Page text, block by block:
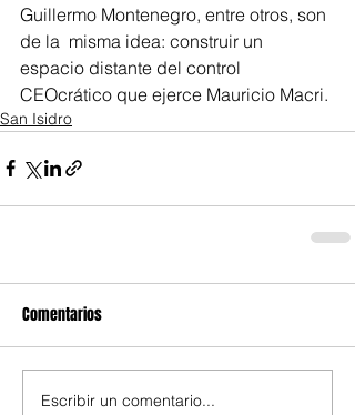
Guillermo Montenegro, entre otros, son
de la  misma idea: construir un
espacio distante del control
CEOcrático que ejerce Mauricio Macri.
San Isidro
Comentarios
Escribir un comentario...